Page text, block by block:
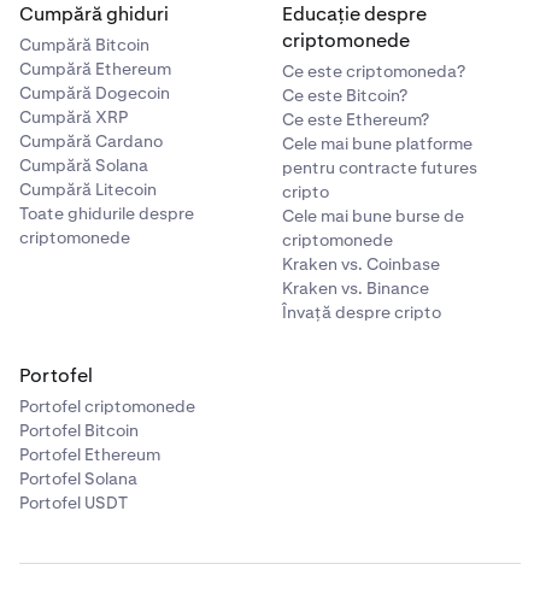
Cumpără ghiduri
Cumpără Bitcoin
Cumpără Ethereum
Cumpără Dogecoin
Cumpără XRP
Cumpără Cardano
Cumpără Solana
Cumpără Litecoin
Toate ghidurile despre
criptomonede
Educație despre
criptomonede
Ce este criptomoneda?
Ce este Bitcoin?
Ce este Ethereum?
Cele mai bune platforme
pentru contracte futures
cripto
Cele mai bune burse de
criptomonede
Kraken vs. Coinbase
Kraken vs. Binance
Învață despre cripto
Portofel
Portofel criptomonede
Portofel Bitcoin
Portofel Ethereum
Portofel Solana
Portofel USDT